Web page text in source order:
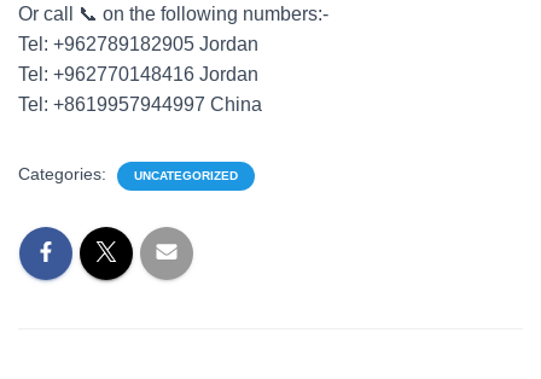
Or call 📞 on the following numbers:-
Tel: +962789182905 Jordan
Tel: +962770148416 Jordan
Tel: +8619957944997 China
Categories: UNCATEGORIZED